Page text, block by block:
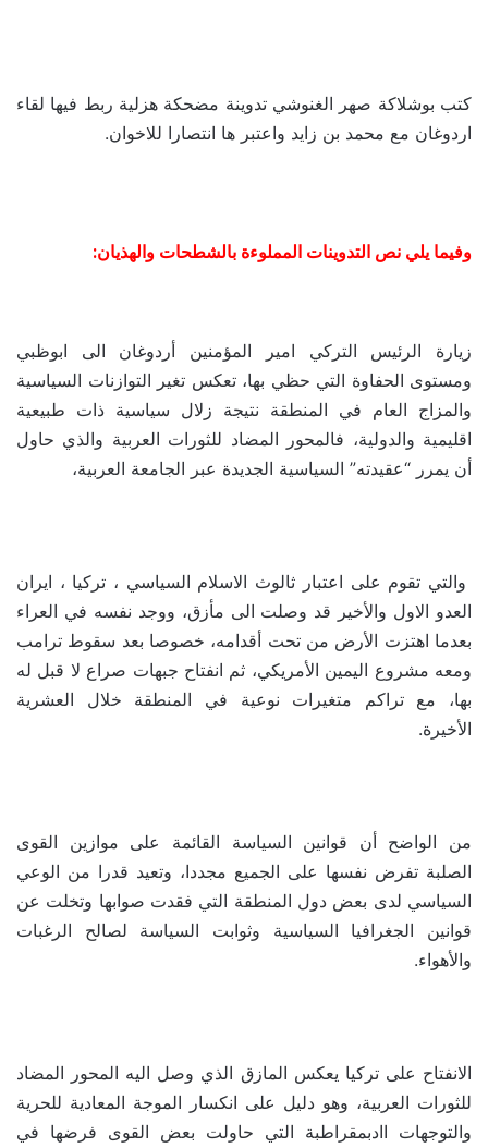
كتب بوشلاكة صهر الغنوشي تدوينة مضحكة هزلية ربط فيها لقاء
اردوغان مع محمد بن زايد واعتبر ها انتصارا للاخوان.
وفيما يلي نص التدوينات المملوءة بالشطحات والهذيان:
زيارة الرئيس التركي امير المؤمنين أردوغان الى ابوظبي
ومستوى الحفاوة التي حظي بها، تعكس تغير التوازنات السياسية
والمزاج العام في المنطقة نتيجة زلال سياسية ذات طبيعية
اقليمية والدولية، فالمحور المضاد للثورات العربية والذي حاول
أن يمرر “عقيدته” السياسية الجديدة عبر الجامعة العربية،
والتي تقوم على اعتبار ثالوث الاسلام السياسي ، تركيا ، ايران
العدو الاول والأخير قد وصلت الى مأزق، ووجد نفسه في العراء
بعدما اهتزت الأرض من تحت أقدامه، خصوصا بعد سقوط ترامب
ومعه مشروع اليمين الأمريكي، ثم انفتاح جبهات صراع لا قبل له
بها، مع تراكم متغيرات نوعية في المنطقة خلال العشرية
الأخيرة.
من الواضح أن قوانين السياسة القائمة على موازين القوى
الصلبة تفرض نفسها على الجميع مجددا، وتعيد قدرا من الوعي
السياسي لدى بعض دول المنطقة التي فقدت صوابها وتخلت عن
قوانين الجغرافيا السياسية وثوابت السياسة لصالح الرغبات
والأهواء.
الانفتاح على تركيا يعكس المازق الذي وصل اليه المحور المضاد
للثورات العربية، وهو دليل على انكسار الموجة المعادية للحرية
والتوجهات اادبمقراطبة التي حاولت بعض القوى فرضها في